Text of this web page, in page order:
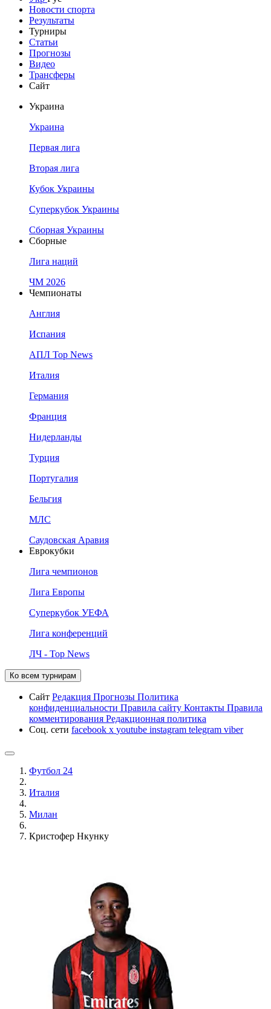
Новости спорта
Результаты
Турниры
Статьи
Прогнозы
Видео
Трансферы
Сайт
Украина
Украина
Первая лига
Вторая лига
Кубок Украины
Суперкубок Украины
Сборная Украины
Сборные
Лига наций
ЧМ 2026
Чемпионаты
Англия
Испания
АПЛ Top News
Италия
Германия
Франция
Нидерланды
Турция
Португалия
Бельгия
МЛС
Саудовская Аравия
Еврокубки
Лига чемпионов
Лига Европы
Суперкубок УЕФА
Лига конференций
ЛЧ - Top News
Ко всем турнирам
Сайт Редакция Прогнозы Политика
конфиденциальности Правила сайту Контакты Правила
комментирования Редакционная политика
Соц. сети facebook x youtube instagram telegram viber
Футбол 24
Италия
Милан
Кристофер Нкунку